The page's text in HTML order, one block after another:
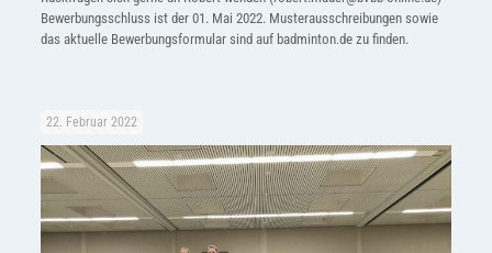
Bewerbungsschluss ist der 01. Mai 2022. Musterausschreibungen sowie
das aktuelle Bewerbungsformular sind auf badminton.de zu finden.
22. Februar 2022